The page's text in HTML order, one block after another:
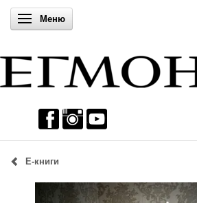
Включи навигацията
Меню
Е-книги